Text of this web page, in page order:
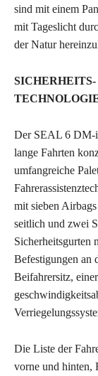
sind mit einem
mit Tageslicht
der Natur
Der SEAL 6 DM-i
lange Fahrten
umfangreiche
mit sieben
seitlich und zwei
Sicherheitsgurten
Befestigungen an
Beifahrersitz,
Die Liste der
vorne und hinten,